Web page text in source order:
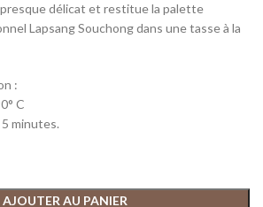
délicat et restitue la palette
Lapsang Souchong dans une tasse à la
:
C
5 minutes.
AJOUTER AU PANIER